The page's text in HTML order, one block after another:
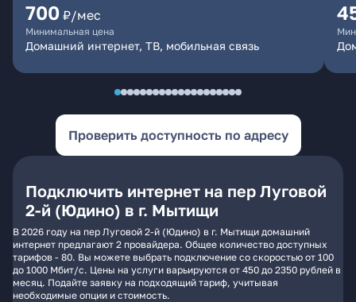
700 ₽/мес
Минимальная цена
Домашний интернет, ТВ, мобильная связь
Проверить доступность по адресу
Подключить интернет на пер Луговой
2-й (Юдино) в г. Мытищи
В 2026 году на пер Луговой 2-й (Юдино) в г. Мытищи домашний
интернет предлагают 2 провайдера. Общее количество доступных
тарифов - 80. Вы можете выбрать подключение со скоростью от 100
до 1000 Мбит/с. Цены на услуги варьируются от 450 до 2350 рублей в
месяц. Подайте заявку на подходящий тариф, учитывая
необходимые опции и стоимость.